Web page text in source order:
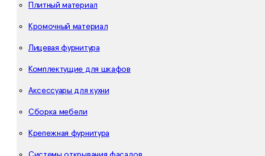
Плитный материал
Кромочный материал
Лицевая фурнитура
Комплектущие для шкафов
Аксессуары для кухни
Сборка мебели
Крепежная фурнитура